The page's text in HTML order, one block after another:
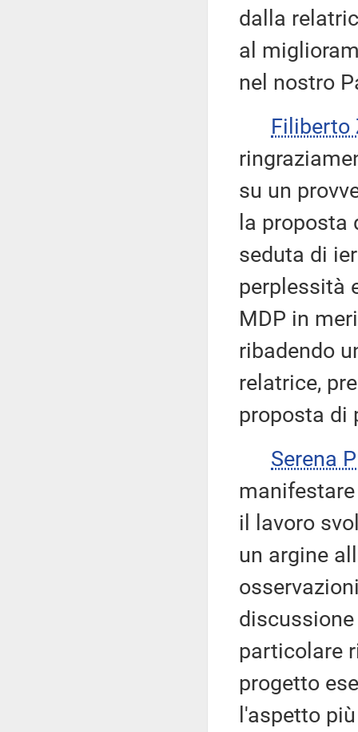
dalla
al
nel nostro
Filiberto
su un
la
seduta di
perplessità
MDP in
ribadendo
relatrice,
proposta di
Serena
il lavoro
un argine
particolare
progetto
l'aspetto